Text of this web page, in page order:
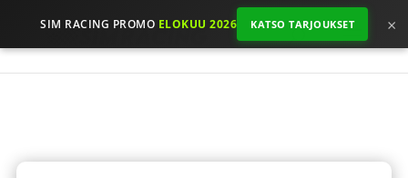
SIM RACING PROMO ELOKUU 2026 KATSO TARJOUKSET ×